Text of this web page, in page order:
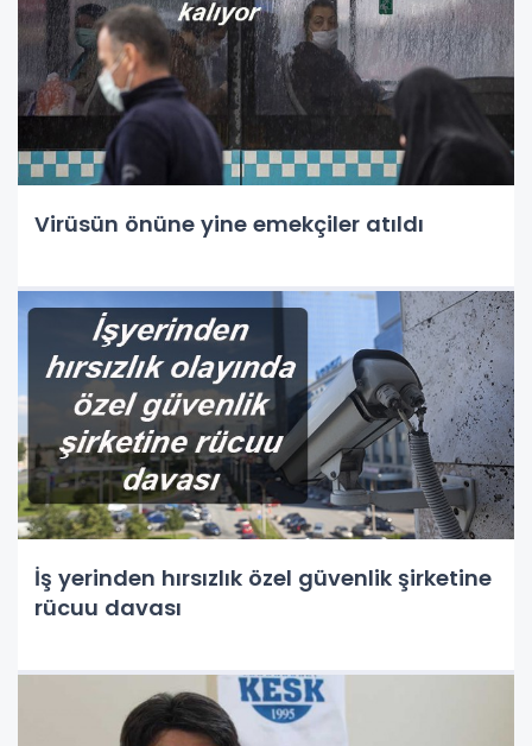
Virüsün önüne yine emekçiler atıldı
İş yerinden hırsızlık özel güvenlik şirketine
rücuu davası